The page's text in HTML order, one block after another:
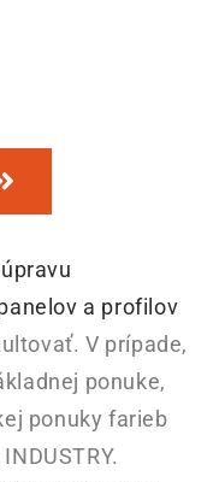
a profilov
V prípade,
ponuke,
ponuky farieb